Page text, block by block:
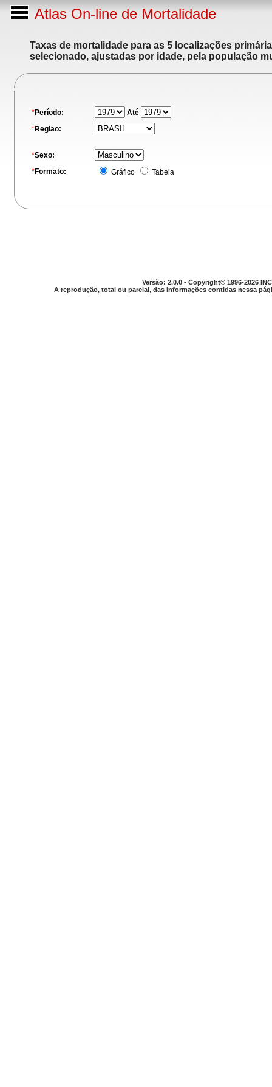
Atlas On-line de Mortalidade
Taxas de mortalidade para as 5 localizações
selecionado, ajustadas por idade, pela população
*Período:
Até
*Regiao:
*Sexo:
*Formato: Gráfico Tabela
Versão: 2.0.0 - Copyright© 1996-2026
A reprodução, total ou parcial, das informações contidas nessa